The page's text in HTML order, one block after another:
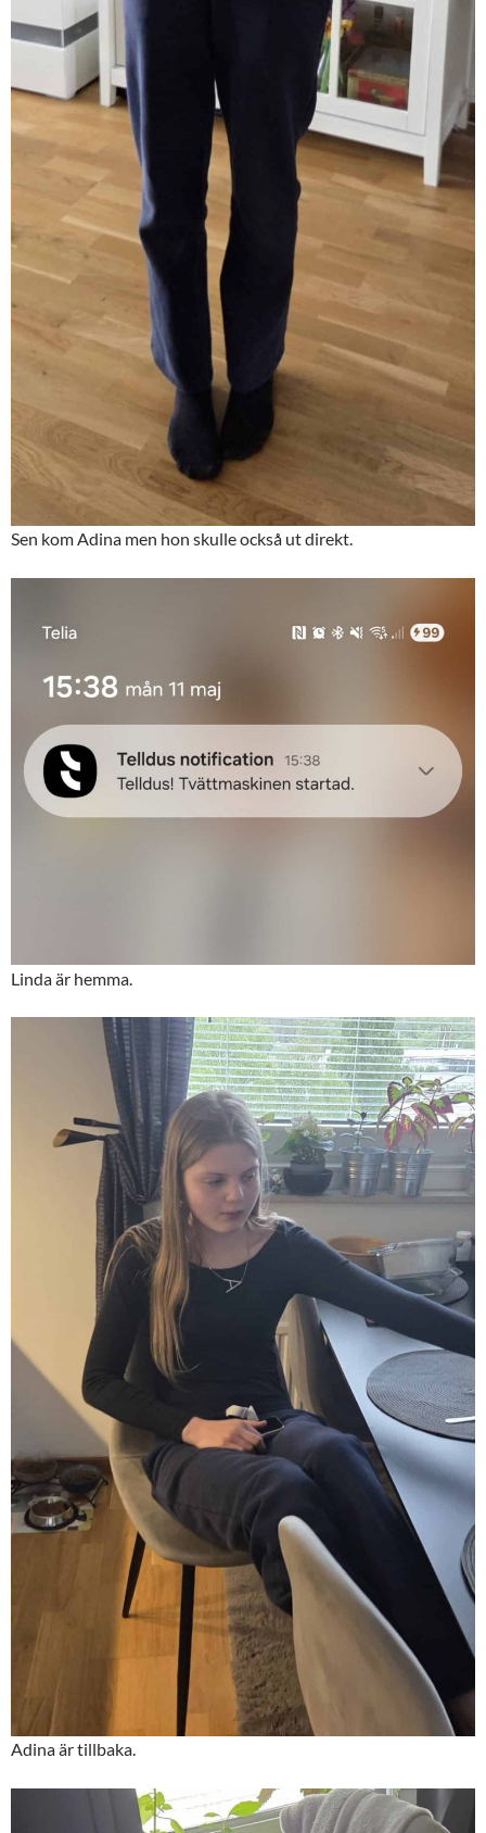
Sen kom Adina men hon skulle också ut direkt.
Linda är hemma.
Adina är tillbaka.